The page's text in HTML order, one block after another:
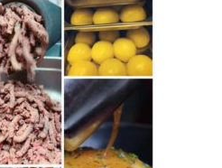
можно
выбрать
на
странице
товара.